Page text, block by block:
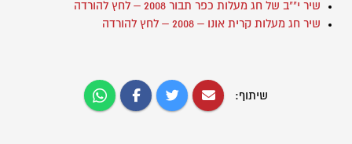
שיר י""ב של חג מעלות כפר תבור 2008 – לחץ להורדה
שיר חג מעלות קרית אונו – 2008 – לחץ להורדה
שיתוף: